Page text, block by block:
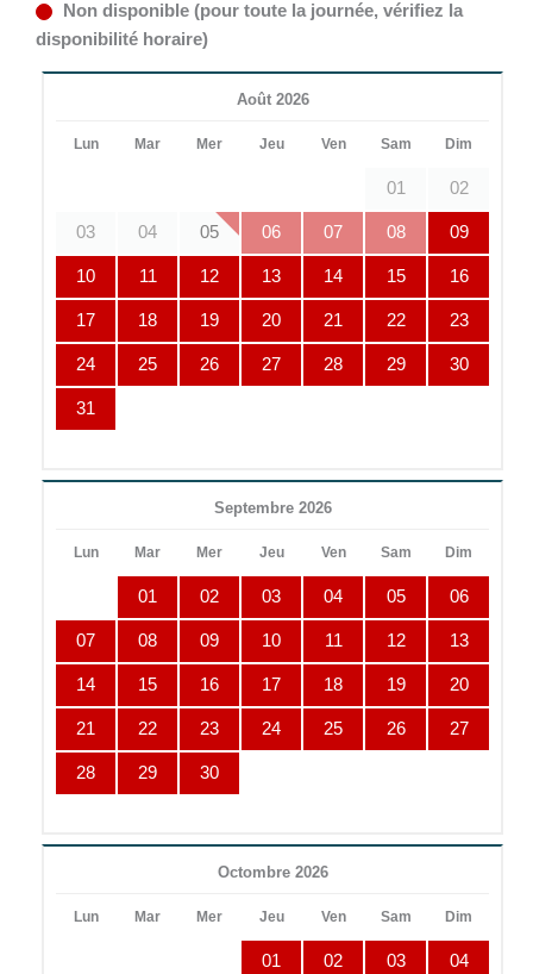
Non disponible (pour toute la journée, vérifiez la
disponibilité horaire)
Août 2026
Lun Mar Mer Jeu Ven Sam Dim
01 02
03 04 05 06 07 08 09
10 11 12 13 14 15 16
17 18 19 20 21 22 23
24 25 26 27 28 29 30
31
Septembre 2026
Lun Mar Mer Jeu Ven Sam Dim
01 02 03 04 05 06
07 08 09 10 11 12 13
14 15 16 17 18 19 20
21 22 23 24 25 26 27
28 29 30
Octombre 2026
Lun Mar Mer Jeu Ven Sam Dim
01 02 03 04